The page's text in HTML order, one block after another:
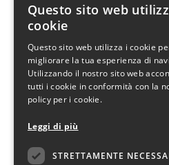
CONDIVIDI
Questo sito web
cookie
Questo sito web utilizza i cookie
migliorare la tua esperienza di
Utilizzando il nostro sito web
tutti i cookie in conformità con la
policy per i cookie.
Leggi di più
STRETTAMENTE